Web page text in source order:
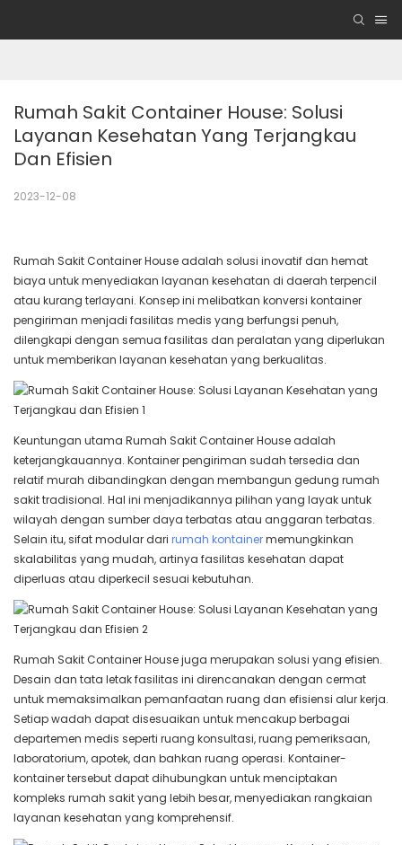
Rumah Sakit Container House: Solusi
Layanan Kesehatan Yang Terjangkau
Dan Efisien
2023-12-08
Rumah Sakit Container House adalah solusi inovatif dan hemat
biaya untuk menyediakan layanan kesehatan di daerah terpencil
atau kurang terlayani. Konsep ini melibatkan konversi kontainer
pengiriman menjadi fasilitas medis yang berfungsi penuh,
dilengkapi dengan semua fasilitas dan peralatan yang diperlukan
untuk memberikan layanan kesehatan yang berkualitas.
Keuntungan utama Rumah Sakit Container House adalah
keterjangkauannya. Kontainer pengiriman sudah tersedia dan
relatif murah dibandingkan dengan membangun gedung rumah
sakit tradisional. Hal ini menjadikannya pilihan yang layak untuk
wilayah dengan sumber daya terbatas atau anggaran terbatas.
Selain itu, sifat modular dari rumah kontainermemungkinkan
skalabilitas yang mudah, artinya fasilitas kesehatan dapat
diperluas atau diperkecil sesuai kebutuhan.
Rumah Sakit Container House juga merupakan solusi yang efisien.
Desain dan tata letak fasilitas ini direncanakan dengan cermat
untuk memaksimalkan pemanfaatan ruang dan efisiensi alur kerja.
Setiap wadah dapat disesuaikan untuk mencakup berbagai
departemen medis seperti ruang konsultasi, ruang pemeriksaan,
laboratorium, apotek, dan bahkan ruang operasi. Kontainer-
kontainer tersebut dapat dihubungkan untuk menciptakan
kompleks rumah sakit yang lebih besar, menyediakan rangkaian
layanan kesehatan yang komprehensif.